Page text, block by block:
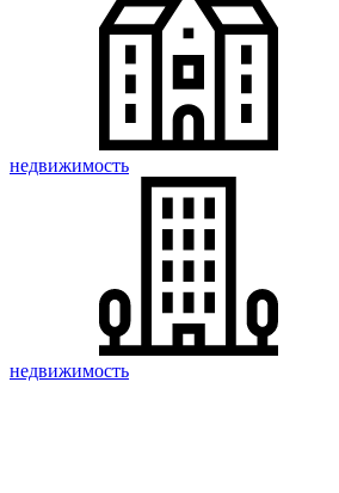
недвижимость
недвижимость